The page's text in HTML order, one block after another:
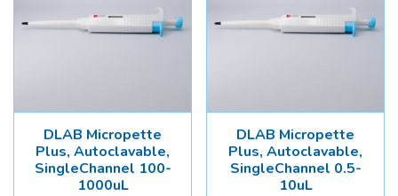
DLAB Micropette
Plus, Autoclavable,
SingleChannel 100-
1000uL
DLAB Micropette
Plus, Autoclavable,
SingleChannel 0.5-
10uL